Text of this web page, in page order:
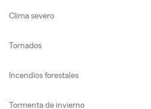
Clima severo
Tornados
Incendios forestales
Tormenta de invierno